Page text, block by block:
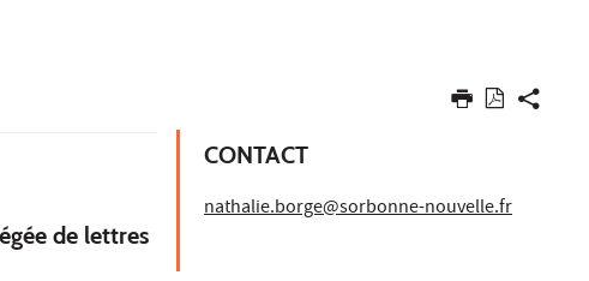
de lettres
CONTACT
nathalie.borge@sorbonne-nouvelle.fr